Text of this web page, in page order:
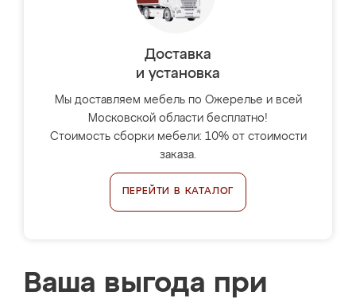
Доставка
и установка
Мы доставляем мебель по Ожерелье и всей
Московской области бесплатно!
Стоимость сборки мебели: 10% от стоимости
заказа.
ПЕРЕЙТИ В КАТАЛОГ
Ваша выгода при